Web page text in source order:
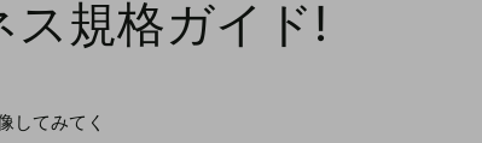
規格ガイド!
してみてく